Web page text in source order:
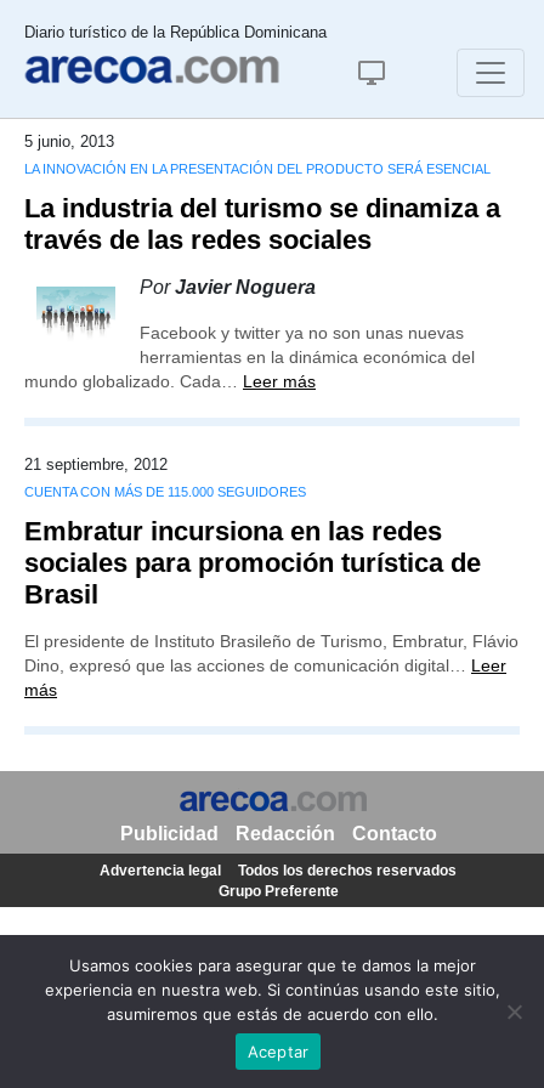
Diario turístico de la República Dominicana
5 junio, 2013
LA INNOVACIÓN EN LA PRESENTACIÓN DEL PRODUCTO SERÁ ESENCIAL
La industria del turismo se dinamiza a
través de las redes sociales
PorJavier Noguera
Facebook y twitter ya no son unas nuevas
herramientas en la dinámica económica del
mundo globalizado. Cada… Leer más
21 septiembre, 2012
CUENTA CON MÁS DE 115.000 SEGUIDORES
Embratur incursiona en las redes
sociales para promoción turística de
Brasil
El presidente de Instituto Brasileño de Turismo, Embratur, Flávio
Dino, expresó que las acciones de comunicación digital… Leer
más
Usamos cookies para asegurar que te damos la mejor
experiencia en nuestra web. Si continúas usando este sitio,
asumiremos que estás de acuerdo con ello.
Aceptar
Publicidad Redacción Contacto
Advertencia legal
Todos los derechos reservados
Grupo Preferente